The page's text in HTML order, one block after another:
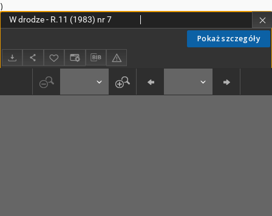
)
Pokaż szczegóły
W drodze - R.11 (1983) nr 7